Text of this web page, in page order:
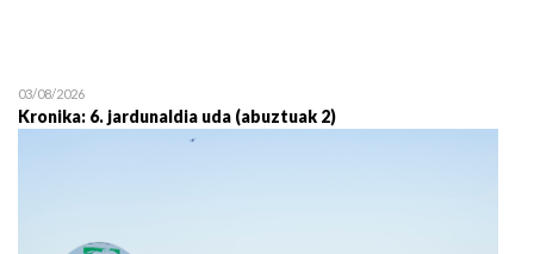
19/07 11:30
03/08/2026
Kronika: 6. jardunaldia uda (abuztuak 2)